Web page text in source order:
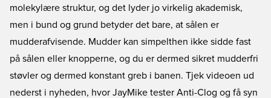
molekylære struktur, og det lyder jo virkelig akademisk,
men i bund og grund betyder det bare, at sålen er
mudderafvisende. Mudder kan simpelthen ikke sidde fast
på sålen eller knopperne, og du er dermed sikret mudderfri
støvler og dermed konstant greb i banen. Tjek videoen ud
nederst i nyheden, hvor JayMike tester Anti-Clog og få syn